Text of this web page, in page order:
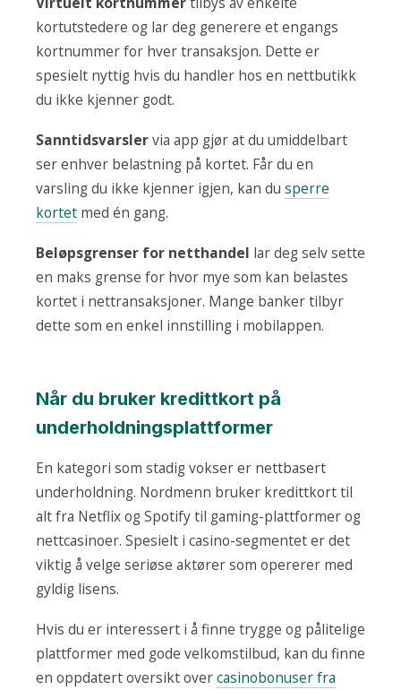
kortutstedere og lar deg generere et engangs
kortnummer for hver transaksjon. Dette er
spesielt nyttig hvis du handler hos en nettbutikk
du ikke kjenner godt.
Sanntidsvarslervia app gjør at du umiddelbart
ser enhver belastning på kortet. Får du en
varsling du ikke kjenner igjen, kan du sperre
kortet med én gang.
Beløpsgrenser for netthandel lar deg selv sette
en maks grense for hvor mye som kan belastes
kortet i nettransaksjoner. Mange banker tilbyr
dette som en enkel innstilling i mobilappen.
Når du bruker kredittkort på
underholdningsplattformer
En kategori som stadig vokser er nettbasert
underholdning. Nordmenn bruker kredittkort til
alt fra Netflix og Spotify til gaming-plattformer og
nettcasinoer. Spesielt i casino-segmentet er det
viktig å velge seriøse aktører som opererer med
gyldig lisens.
Hvis du er interessert i å finne trygge og pålitelige
plattformer med gode velkomstilbud, kan du finne
en oppdatert oversikt overcasinobonuser fra